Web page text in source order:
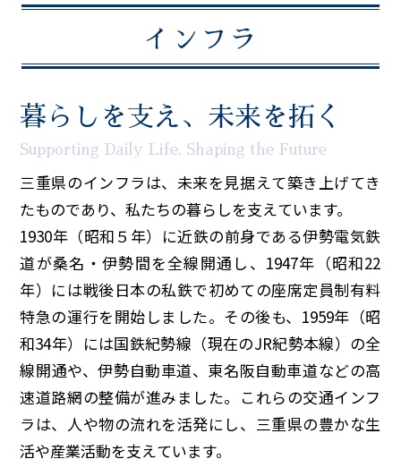
インフラ 偉人
イベント
150周年コラボ
インフラ
暮らしを支え、未来を拓く
Supporting Daily Life, Shaping the Future
三重県のインフラは、未来を見据えて築き上げてき
たものであり、私たちの暮らしを支えています。
1930年（昭和 ５ 年）に近鉄の前身である伊勢電気鉄
道が桑名・伊勢間を全線開通し、1947年（昭和22
年）には戦後日本の私鉄で初めての座席定員制有料
特急の運行を開始しました。その後も、1959年（昭
和34年）には国鉄紀勢線（現在のJR紀勢本線）の全
線開通や、伊勢自動車道、東名阪自動車道などの高
速道路網の整備が進みました。これらの交通インフ
ラは、人や物の流れを活発にし、三重県の豊かな生
活や産業活動を支えています。